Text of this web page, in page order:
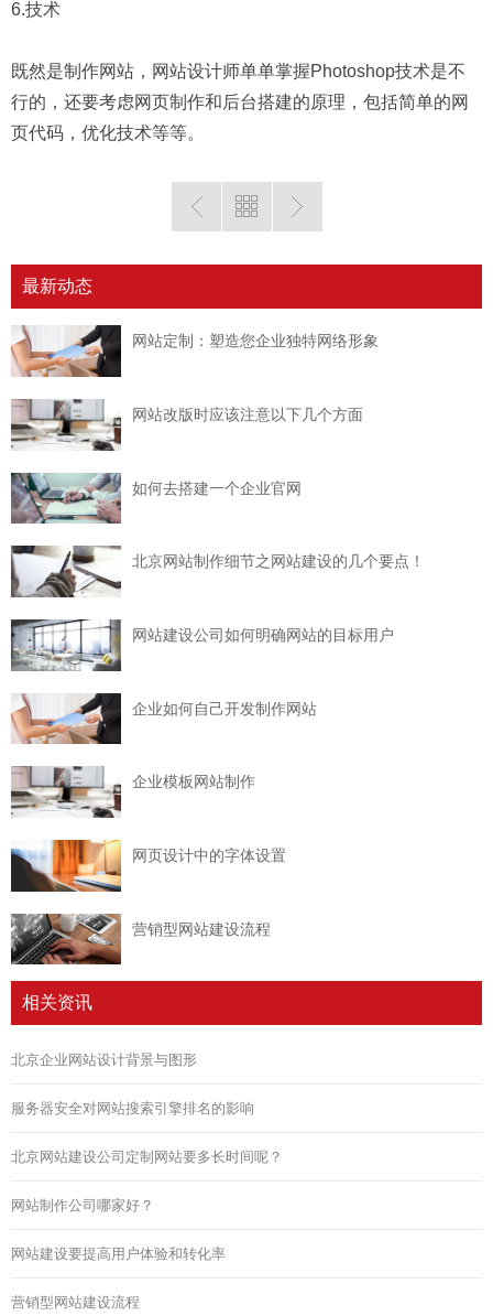
6.技术
既然是制作网站，网站设计师单单掌握Photoshop技术是不
行的，还要考虑网页制作和后台搭建的原理，包括简单的网
页代码，优化技术等等。
最新动态
网站定制：塑造您企业独特网络形象
网站改版时应该注意以下几个方面
如何去搭建一个企业官网
北京网站制作细节之网站建设的几个要点！
网站建设公司如何明确网站的目标用户
企业如何自己开发制作网站
企业模板网站制作
网页设计中的字体设置
营销型网站建设流程
相关资讯
北京企业网站设计背景与图形
服务器安全对网站搜索引擎排名的影响
北京网站建设公司定制网站要多长时间呢？
网站制作公司哪家好？
网站建设要提高用户体验和转化率
营销型网站建设流程